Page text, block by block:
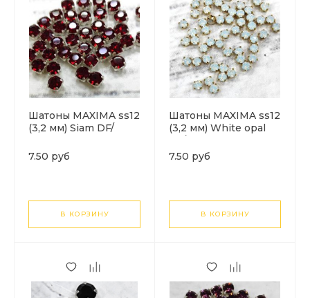
Шатоны MAXIMA ss12
(3,2 мм) Siam DF/
7.50 руб
В КОРЗИНУ
Шатоны MAXIMA ss12
(3,2 мм) White opal
7.50 руб
В КОРЗИНУ